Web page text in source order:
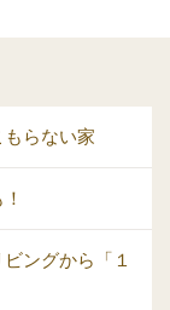
らない家
ングから「１